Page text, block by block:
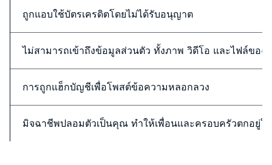
ถูกแอบใช้บัตรเครดิตโดยไม่ได้รับอนุญาต
ไม่สามารถเข้าถึงข้อมูลส่วนตัว ทั้งภาพ วิดีโอ และไฟล์ของ
การถูกแฮ็กบัญชีเพื่อโพสต์ข้อความหลอกลวง
มิจฉาชีพปลอมตัวเป็นคุณ ทำให้เพื่อนและครอบครัวตกอยู่ใน